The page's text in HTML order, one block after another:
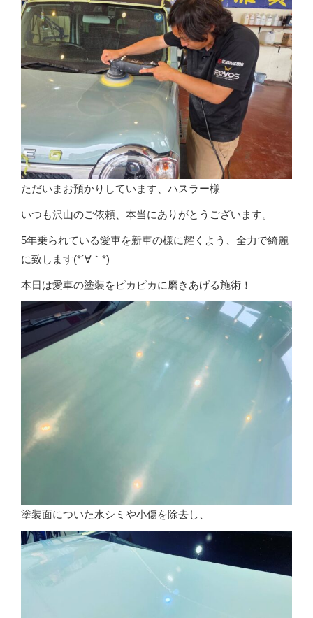
ただいまお預かりしています、ハスラー様
いつも沢山のご依頼、本当にありがとうございます。
5年乗られている愛車を新車の様に耀くよう、全力で綺麗
に致します(*´∀｀*)
本日は愛車の塗装をピカピカに磨きあげる施術！
塗装面についた水シミや小傷を除去し、